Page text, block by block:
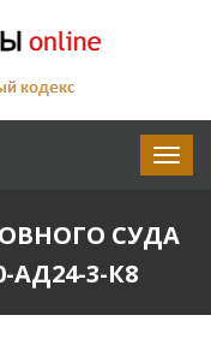
СУДА
АД24-3-К8